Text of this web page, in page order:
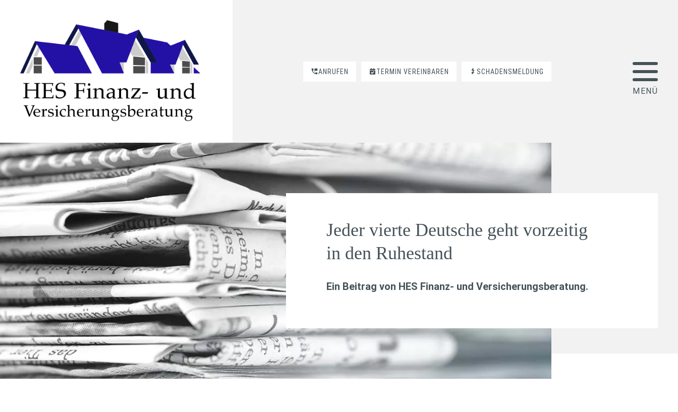
ANRUFEN TERMIN VEREINBAREN SCHADENSMELDUNG
Jeder vierte Deutsche geht vorzeitig
in den Ruhestand
Ein Beitrag von HES Finanz- und Versicherungsberatung.